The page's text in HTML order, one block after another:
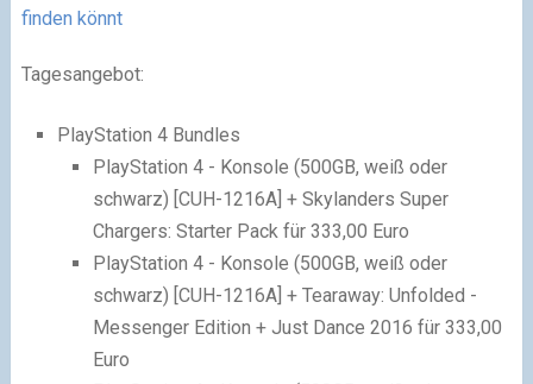
finden könnt
Tagesangebot:
PlayStation 4 Bundles
PlayStation 4 - Konsole (500GB, weiß oder
schwarz) [CUH-1216A] + Skylanders Super
Chargers: Starter Pack für 333,00 Euro
PlayStation 4 - Konsole (500GB, weiß oder
schwarz) [CUH-1216A] + Tearaway: Unfolded -
Messenger Edition + Just Dance 2016 für 333,00
Euro